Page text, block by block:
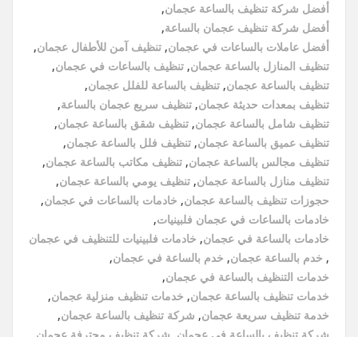
أفضل شركة تنظيف بالساعة عجمان,
أفضل شركة تنظيف عجمان بالساعة,
أفضل عاملات بالساعات في عجمان, تنظيف آمن للأطفال عجمان,
تنظيف المنازل بالساعة عجمان, تنظيف بالساعات في عجمان,
تنظيف بالساعة عجمان, تنظيف بالساعة للفلل عجمان,
تنظيف بمعدات حديثة عجمان, تنظيف سريع عجمان بالساعة,
تنظيف شامل بالساعة عجمان, تنظيف شقق بالساعة عجمان,
تنظيف عميق بالساعة عجمان, تنظيف فلل بالساعة عجمان,
تنظيف مجالس بالساعة عجمان, تنظيف مكاتب بالساعة عجمان,
تنظيف منازل بالساعة عجمان, تنظيف يومي بالساعة عجمان,
حجوزات تنظيف بالساعة عجمان, خادمات بالساعات في عجمان,
خادمات بالساعات في عجمان فلبينيات,
خادمات بالساعة في عجمان, خادمات فلبينيات للتنظيف في عجمان
, خدم بالساعة عجمان, خدم بالساعة في عجمان,
خدمات التنظيف بالساعة في عجمان,
خدمات تنظيف بالساعة عجمان, خدمات تنظيف منزلية عجمان,
خدمة تنظيف سريعة عجمان, شركة تنظيف بالساعة عجمان,